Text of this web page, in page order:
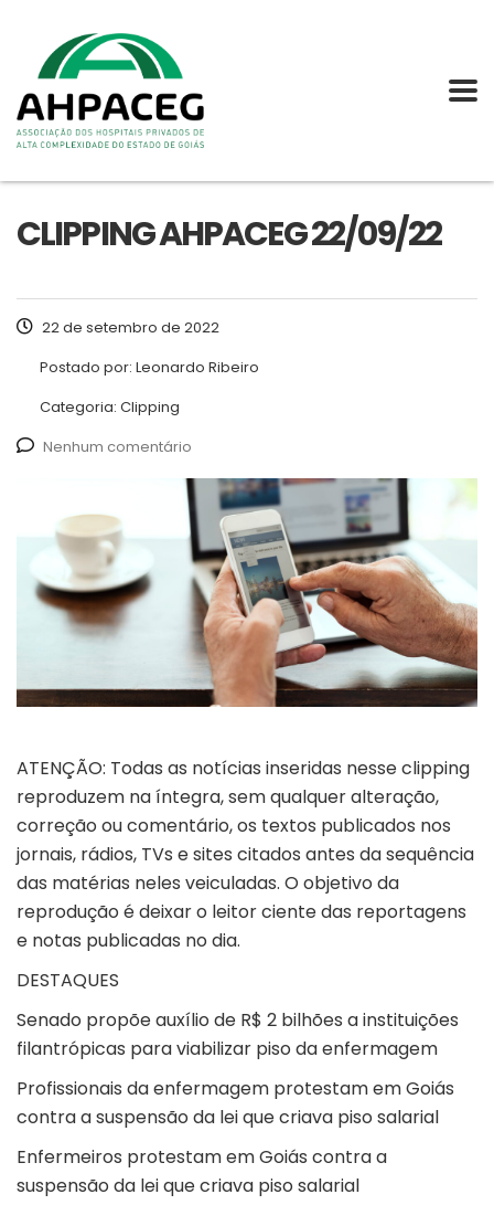
CLIPPING AHPACEG 22/09/22
22 de setembro de 2022
Postado por: Leonardo Ribeiro
Categoria: Clipping
Nenhum comentário
ATENÇÃO: Todas as notícias inseridas nesse clipping
reproduzem na íntegra, sem qualquer alteração,
correção ou comentário, os textos publicados nos
jornais, rádios, TVs e sites citados antes da sequência
das matérias neles veiculadas. O objetivo da
reprodução é deixar o leitor ciente das reportagens
e notas publicadas no dia.
DESTAQUES
Senado propõe auxílio de R$ 2 bilhões a instituições
filantrópicas para viabilizar piso da enfermagem
Profissionais da enfermagem protestam em Goiás
contra a suspensão da lei que criava piso salarial
Enfermeiros protestam em Goiás contra a
suspensão da lei que criava piso salarial